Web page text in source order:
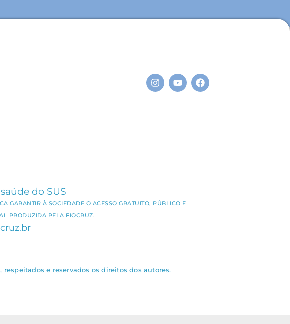
do SUS
GARANTIR À SOCIEDADE O ACESSO GRATUITO, PÚBLICO E
PRODUZIDA PELA FIOCRUZ.
e reservados os direitos dos autores.